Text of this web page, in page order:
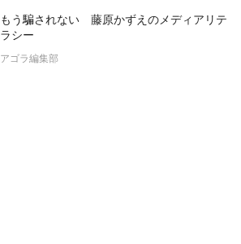
もう騙されない 藤原かずえのメディアリテ
ラシー
アゴラ編集部